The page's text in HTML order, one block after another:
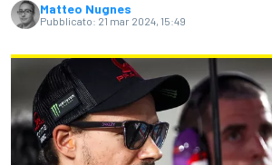
Matteo Nugnes
Pubblicato: 21 mar 2024, 15:49